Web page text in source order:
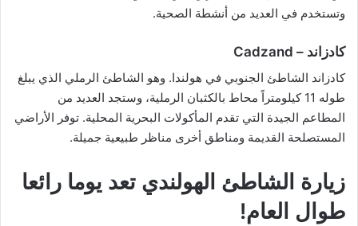
وتستخدم في العديد من أنشطة الصحية.
كادزاند – Cadzand
كادزاند الشاطئ الجنوبي في هولندا. وهو الشاطئ الرملي الذي يبلغ
طوله 11 كيلومتراً محاط بالكثبان الرملية، وستجد العديد من
المطاعم الجيدة التي تقدم المأكولات البحرية المحلية. توفر الأراضي
المستصلحة القديمة ومناطق أخرى مناظر طبيعية جميلة.
زيارة الشاطئ الهولندي تعد يوما رائعا
طوال العام!